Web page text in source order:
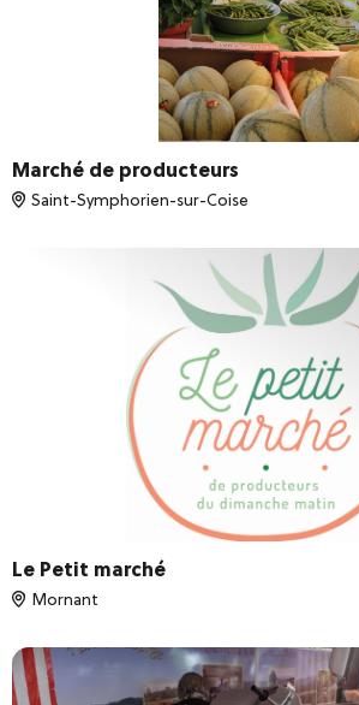
Marché de producteurs
Saint-Symphorien-sur-Coise
Le Petit marché
Mornant